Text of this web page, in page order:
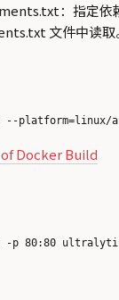
：指定依
文件中读取
Docker Build